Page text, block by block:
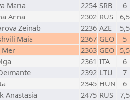
Maria 2254 SRB
6
Anna 2302 RUS
6,5
Zeinab 2236 AZE
5,5
Maia 2367 GEO
5
Meri 2363 GEO
5,5
2361 ITA
6
2392 LTU
7
2345 HUN
6
Anastasia 2475 RUS
7,5